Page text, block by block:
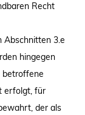
Recht
Abschnitten 3.e
hingegen
betroffene
erfolgt, für
der als